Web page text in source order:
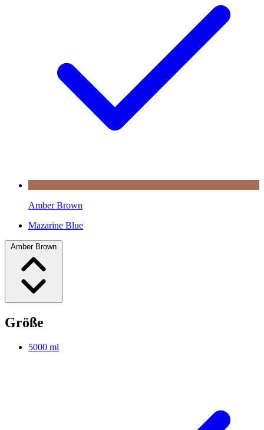
Amber Brown
Mazarine Blue
Amber Brown
Größe
5000 ml